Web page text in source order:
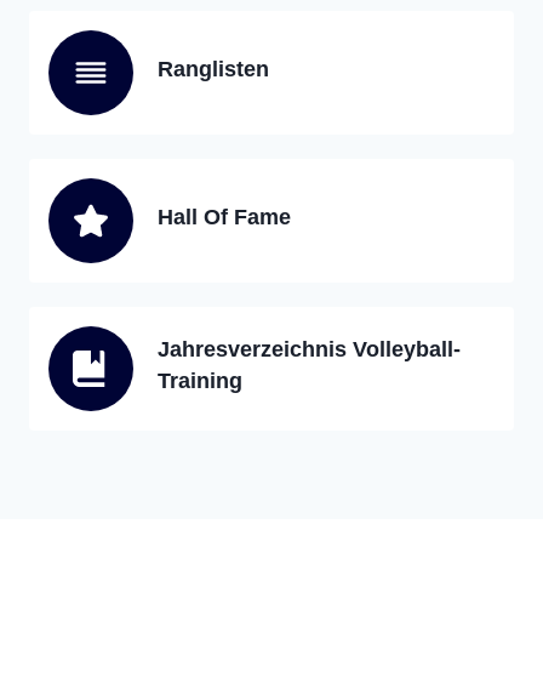
Ranglisten
Hall Of Fame
Jahresverzeichnis Volleyball-
Training